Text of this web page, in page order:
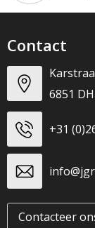
Contact
6851
+31
Contacteer